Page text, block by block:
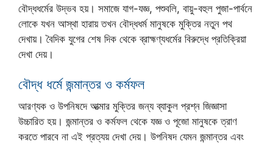
বৌদ্ধধর্মের উদ্ভব হয়। সমাজে যাগ-যজ্ঞ, পশুবলি, বায়ু-বহুল পুজা-পার্বনে
লোকে যখন আস্থা হারায় তখন বৌদ্ধধর্ম মানুষকে মুক্তির নতুন পথ
দেখায়। বৈদিক যুগের শেষ দিক থেকে ব্রাহ্মণ্যধর্মের বিরুদ্ধে প্রতিক্রিয়া
দেখা দেয়।
বৌদ্ধ ধর্মে জন্মান্তর ও কর্মফল
আরণ্যক ও উপনিষদে আত্মার মুক্তির জন্য ব্যাকুল প্রশ্ন জিজ্ঞাসা
উচ্চারিত হয়। জন্মান্তর ও কর্মফল থেকে যজ্ঞ ও পূজো মানুষকে ত্রাণ
করতে পারবে না এই প্রত্যয় দেখা দেয়। উপনিষদ যেমন জন্মান্তর এবং